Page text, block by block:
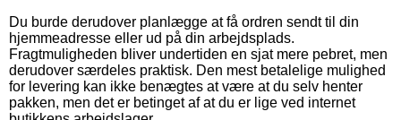
Du burde derudover planlægge at få ordren sendt til din
hjemmeadresse eller ud på din arbejdsplads.
Fragtmuligheden bliver undertiden en sjat mere pebret, men
derudover særdeles praktisk. Den mest betalelige mulighed
for levering kan ikke benægtes at være at du selv henter
pakken, men det er betinget af at du er lige ved internet